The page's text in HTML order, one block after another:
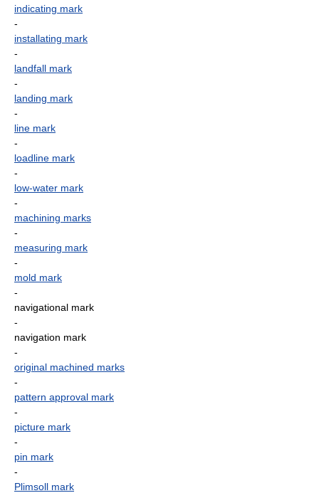
indicating mark
-
installating mark
-
landfall mark
-
landing mark
-
line mark
-
loadline mark
-
low-water mark
-
machining marks
-
measuring mark
-
mold mark
-
navigational mark
-
navigation mark
-
original machined marks
-
pattern approval mark
-
picture mark
-
pin mark
-
Plimsoll mark